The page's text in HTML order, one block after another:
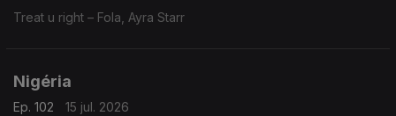
Treat u right – Fola, Ayra Starr
Nigéria
Ep. 102
15 jul. 2026